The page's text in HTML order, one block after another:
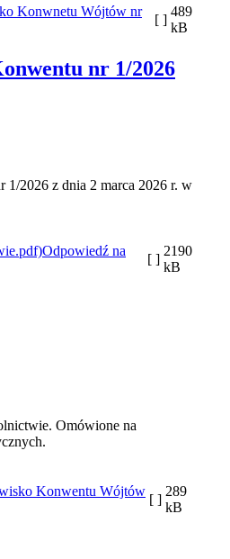
Konwnetu Wójtów nr
[ ]
489
kB
nr 1/2026
2026 z dnia 2 marca 2026 r. w
Odpowiedź na
[ ]
2190
kB
Omówione na
Konwentu Wójtów
[ ]
289
kB